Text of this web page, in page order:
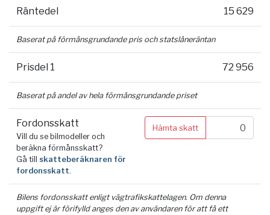
Räntedel 15 629
Baserat på förmånsgrundande pris och statslåneräntan
Prisdel 1 72 956
Baserat på andel av hela förmånsgrundande priset
Fordonsskatt
Vill du se bilmodeller och
beräkna förmånsskatt?
Gå till skatteberäknaren för
fordonsskatt.
Hämta skatt
Bilens fordonsskatt enligt vägtrafikskattelagen. Om denna
uppgift ej är förifylld anges den av användaren för att få ett